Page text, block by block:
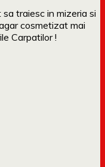
traiesc in mizeria si
cosmetizat mai
Carpatilor !